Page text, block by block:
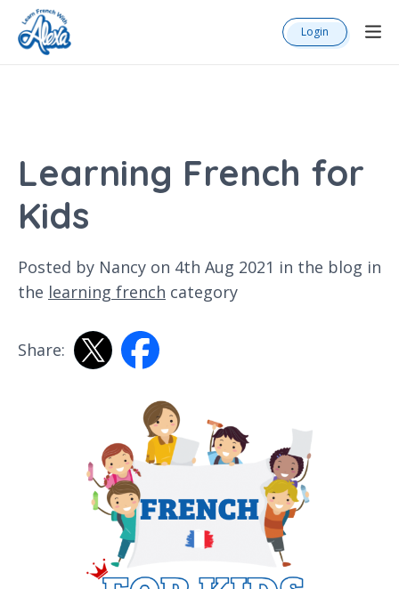
Login
Learning French for
Kids
Posted by Nancy on 4th Aug 2021 in the blog in
the learning french category
Share: